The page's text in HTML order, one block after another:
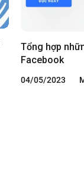
Tổng hợp
Facebook
04/05/2023